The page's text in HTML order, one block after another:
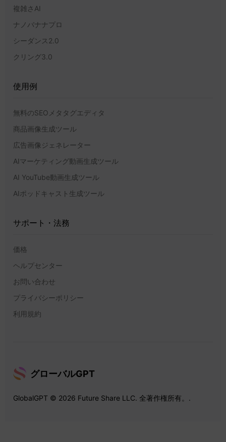
複雑さAI
ナノバナナプロ
シーダンス2.0
クリング3.0
使用例
無料のSEOメタタグエディタ
商品画像生成ツール
広告画像ジェネレーター
AIマーケティング動画生成ツール
AI YouTube動画生成ツール
AIポッドキャスト生成ツール
サポート・法務
価格
ヘルプセンター
お問い合わせ
プライバシーポリシー
利用規約
グローバルGPT
GlobalGPT © 2026 Future Share LLC. 全著作権所有。.